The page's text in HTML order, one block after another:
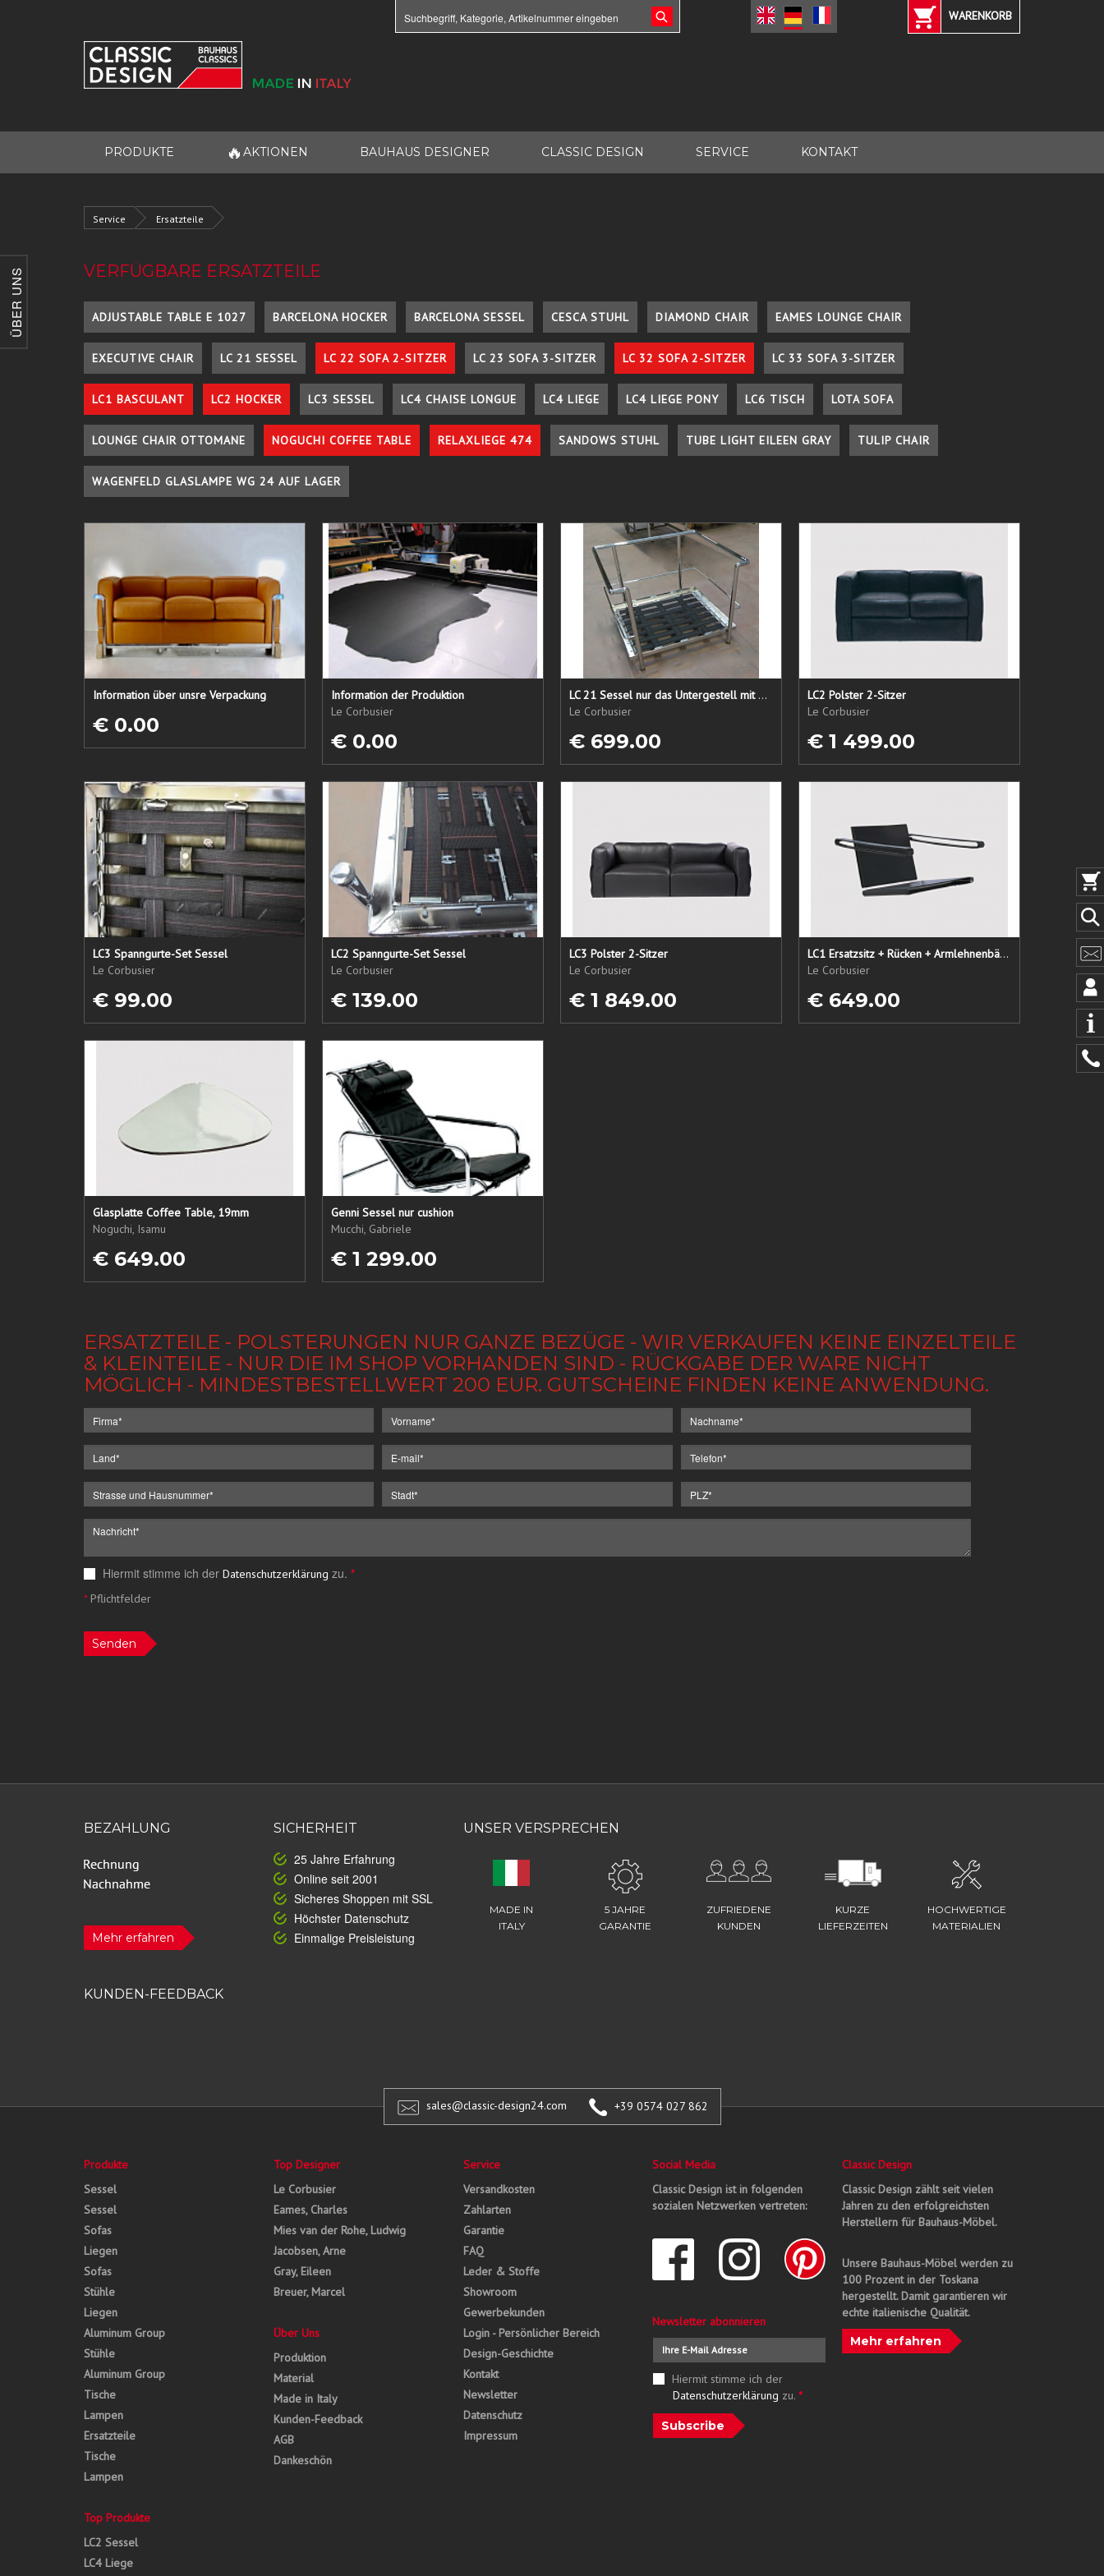
ÜBER UNS
WARENKORB
PRODUKTE 🔥 AKTIONEN BAUHAUS DESIGNER CLASSIC DESIGN SERVICE KONTAKT
Service Ersatzteile
VERFÜGBARE ERSATZTEILE
ADJUSTABLE TABLE E 1027 BARCELONA HOCKER BARCELONA SESSEL CESCA STUHL DIAMOND CHAIR EAMES LOUNGE CHAIR
EXECUTIVE CHAIR LC 21 SESSEL LC 22 SOFA 2-SITZER LC 23 SOFA 3-SITZER LC 32 SOFA 2-SITZER LC 33 SOFA 3-SITZER
LC1 BASCULANT LC2 HOCKER LC3 SESSEL LC4 CHAISE LONGUE LC4 LIEGE LC4 LIEGE PONY LC6 TISCH LOTA SOFA
LOUNGE CHAIR OTTOMANE NOGUCHI COFFEE TABLE RELAXLIEGE 474 SANDOWS STUHL TUBE LIGHT EILEEN GRAY TULIP CHAIR
WAGENFELD GLASLAMPE WG 24 AUF LAGER
Information über unsre Verpackung
€ 0.00
Information der Produktion
Le Corbusier
€ 0.00
LC 21 Sessel nur das Untergestell mit elastischen Straps
Le Corbusier
€ 699.00
LC2 Polster 2-Sitzer
Le Corbusier
€ 1 499.00
LC3 Spanngurte-Set Sessel
Le Corbusier
€ 99.00
LC2 Spanngurte-Set Sessel
Le Corbusier
€ 139.00
LC3 Polster 2-Sitzer
Le Corbusier
€ 1 849.00
LC1 Ersatzsitz + Rücken + Armlehnenbänder
Le Corbusier
€ 649.00
Glasplatte Coffee Table, 19mm
Noguchi, Isamu
€ 649.00
Genni Sessel nur cushion
Mucchi, Gabriele
€ 1 299.00
ERSATZTEILE - POLSTERUNGEN NUR GANZE BEZÜGE - WIR VERKAUFEN KEINE EINZELTEILE
& KLEINTEILE - NUR DIE IM SHOP VORHANDEN SIND - RÜCKGABE DER WARE NICHT
MÖGLICH - MINDESTBESTELLWERT 200 EUR. GUTSCHEINE FINDEN KEINE ANWENDUNG.
Hiermit stimme ich der Datenschutzerklärung zu. *
*Pflichtfelder
Senden
BEZAHLUNG
Mehr erfahren
SICHERHEIT
25 Jahre Erfahrung
Online seit 2001
Sicheres Shoppen mit SSL
Höchster Datenschutz
Einmalige Preisleistung
UNSER VERSPRECHEN
MADE IN
ITALY
5 JAHRE
GARANTIE
ZUFRIEDENE
KUNDEN
KURZE
LIEFERZEITEN
HOCHWERTIGE
MATERIALIEN
KUNDEN-FEEDBACK
sales@classic-design24.com +39 0574 027 862
Produkte
Sessel
Sessel
Sofas
Liegen
Sofas
Stühle
Liegen
Aluminum Group
Stühle
Aluminum Group
Tische
Lampen
Ersatzteile
Tische
Lampen
Top Produkte
LC2 Sessel
LC4 Liege
Top Designer
Le Corbusier
Eames, Charles
Mies van der Rohe, Ludwig
Jacobsen, Arne
Gray, Eileen
Breuer, Marcel
Über Uns
Produktion
Material
Made in Italy
Kunden-Feedback
AGB
Dankeschön
Service
Versandkosten
Zahlarten
Garantie
FAQ
Leder & Stoffe
Showroom
Gewerbekunden
Login - Persönlicher Bereich
Design-Geschichte
Kontakt
Newsletter
Datenschutz
Impressum
Social Media
Classic Design ist in folgenden
sozialen Netzwerken vertreten:
Newsletter abonnieren
Hiermit stimme ich der
Datenschutzerklärung zu. *
Subscribe
Classic Design
Classic Design zählt seit vielen
Jahren zu den erfolgreichsten
Herstellern für Bauhaus-Möbel.
Unsere Bauhaus-Möbel werden zu
100 Prozent in der Toskana
hergestellt. Damit garantieren wir
echte italienische Qualität.
Mehr erfahren